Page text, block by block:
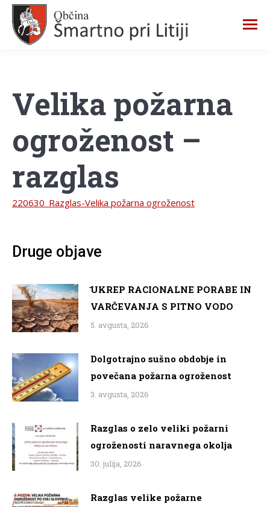
Velika požarna
ogroženost –
razglas
220630_Razglas-Velika požarna ogroženost
Druge objave
̌UKREP RACIONALNE PORABE IN
VARČEVANJA S PITNO VODO
5. avgusta, 2026
Dolgotrajno sušno obdobje in
povečana požarna ogroženost
3. avgusta, 2026
Razglas o zelo veliki požarni
ogroženosti naravnega okolja
30. julija, 2026
Razglas velike požarne